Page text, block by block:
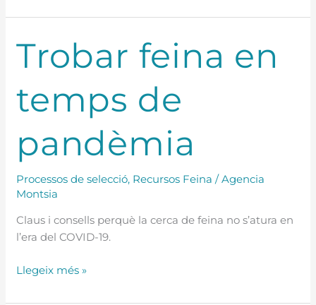
Trobar feina en
temps de
pandèmia
Processos de selecció, Recursos Feina /Agencia
Montsia
Claus i consells perquè la cerca de feina no s’atura en
l’era del COVID-19.
Trobar
feina
temps
de
Llegeix més »